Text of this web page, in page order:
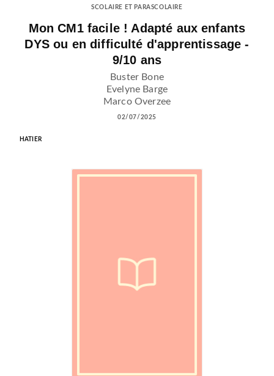
SCOLAIRE ET PARASCOLAIRE
Mon CM1 facile ! Adapté aux enfants
DYS ou en difficulté d'apprentissage -
9/10 ans
Buster Bone
Evelyne Barge
Marco Overzee
02/07/2025
HATIER